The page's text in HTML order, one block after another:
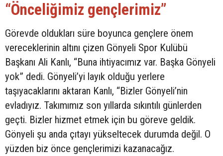
“Önceliğimiz gençlerimiz”
Görevde oldukları süre boyunca gençlere önem
vereceklerinin altını çizen Gönyeli Spor Kulübü
Başkanı Ali Kanlı, “Buna ihtiyacımız var. Başka Gönyeli
yok” dedi. Gönyeli’yi layık olduğu yerlere
taşıyacaklarını aktaran Kanlı, “Bizler Gönyeli’nin
evladıyız. Takımımız son yıllarda sıkıntılı günlerden
geçti. Bizler hizmet etmek için bu göreve geldik.
Gönyeli şu anda çıtayı yükseltecek durumda değil. O
yüzden biz önce gençlerimizi kazanacağız.